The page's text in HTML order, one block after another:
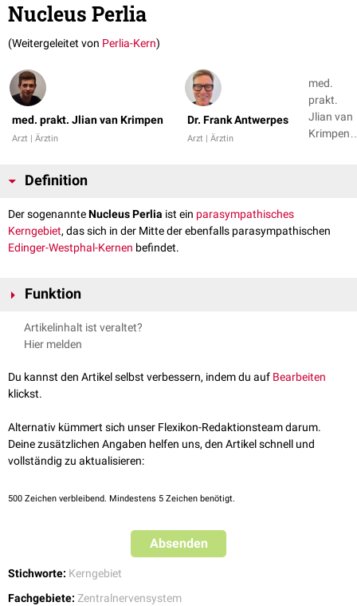
Nucleus Perlia
(Weitergeleitet von Perlia-Kern)
med. prakt. Jlian van Krimpen
Arzt | Ärztin
Dr. Frank Antwerpes
Arzt | Ärztin
med.
prakt.
Jlian van
Krimpen,
Definition
Der sogenannteNucleus Perlia ist ein parasympathisches
Kerngebiet, das sich in der Mitte der ebenfalls parasympathischen
Edinger-Westphal-Kernen befindet.
Funktion
Der Nucleus Perlia ist in die
Dabei erhält er
Augen über die
Musculi recti mediales
), welche dann zu den Edinger-
Westphal-Kernen und von dort über das
Ganglion ciliare
ziehen.
Artikelinhalt ist veraltet?
Hier melden
Du kannst den Artikel selbst verbessern, indem du auf Bearbeiten
klickst.
Alternativ kümmert sich unser Flexikon-Redaktionsteam darum.
Deine zusätzlichen Angaben helfen uns, den Artikel schnell und
vollständig zu aktualisieren:
500 Zeichen verbleibend. Mindestens 5 Zeichen benötigt.
Absenden
Stichworte: Kerngebiet
Fachgebiete: Zentralnervensystem